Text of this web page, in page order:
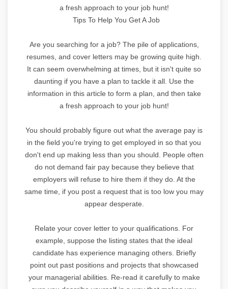
a fresh approach to your job hunt!
Tips To Help You Get A Job
Are you searching for a job? The pile of applications,
resumes, and cover letters may be growing quite high.
It can seem overwhelming at times, but it isn't quite so
daunting if you have a plan to tackle it all. Use the
information in this article to form a plan, and then take
a fresh approach to your job hunt!
You should probably figure out what the average pay is
in the field you're trying to get employed in so that you
don't end up making less than you should. People often
do not demand fair pay because they believe that
employers will refuse to hire them if they do. At the
same time, if you post a request that is too low you may
appear desperate.
Relate your cover letter to your qualifications. For
example, suppose the listing states that the ideal
candidate has experience managing others. Briefly
point out past positions and projects that showcased
your managerial abilities. Re-read it carefully to make